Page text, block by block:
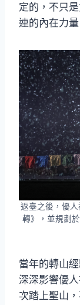
定的，不只
連的內在力量
返臺之後，優
轉》，並規劃
當年的轉山
深深影響優
次踏上聖山